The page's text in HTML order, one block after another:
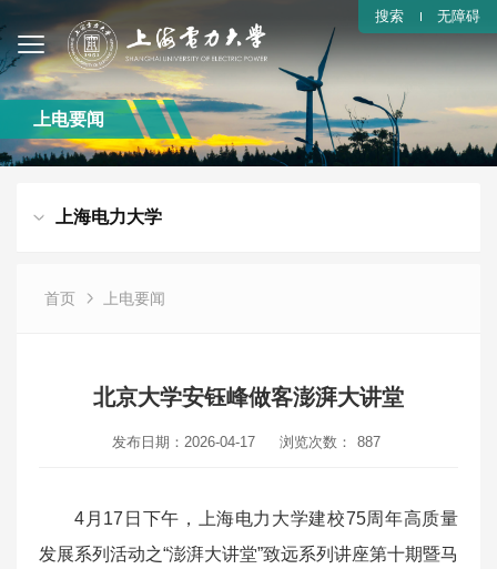
无障碍
搜索
上电要闻
上海电力大学
首页 上电要闻
北京大学安钰峰做客澎湃大讲堂
发布日期：2026-04-17 浏览次数： 887
4月17日下午，上海电力大学建校75周年高质量
发展系列活动之“澎湃大讲堂”致远系列讲座第十期暨马